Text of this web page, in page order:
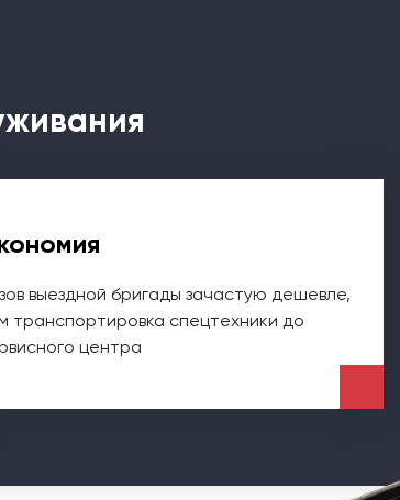
выездной бригады зачастую дешевле,
транспортировка спецтехники до
центра